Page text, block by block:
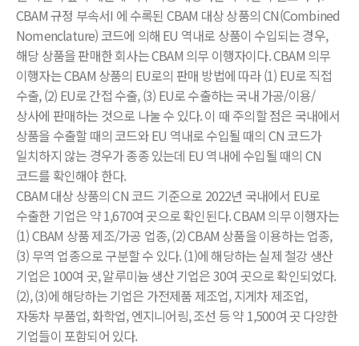
CBAM 규정 부속서I 에 수록된 CBAM 대상 상품의 CN(Combined
Nomenclature) 코드에 의해 EU 역내로 상품이 수입되는 경우,
해당 상품을 판매한 회사는 CBAM 의무 이행자이다. CBAM 의무
이행자는 CBAM 상품의 EU로의 판매 방법에 따라 (1) EU로 직접
수출, (2) EU로 간접 수출, (3) EU로 수출하는 국내 가공/이용/
상사에 판매하는 것으로 나눌 수 있다. 이 때 주의할 점은 국내에서
상품을 수출할 때의 코드와 EU 역내로 수입될 때의 CN 코드가
일치하지 않는 경우가 종종 있는데 EU 역내에 수입될 때의 CN
코드를 확인해야 한다.
CBAM 대상 상품의 CN 코드 기준으로 2022년 국내에서 EU로
수출한 기업은 약 1,670여 곳으로 확인된다. CBAM 의무 이행자는
(1) CBAM 상품 제조/가공 업종, (2) CBAM 상품을 이용하는 업종,
(3) 무역 업종으로 구분할 수 있다. (1)에 해당하는 실제 철강 생산
기업은 100여 곳, 알루미늄 생산 기업은 30여 곳으로 확인되었다.
(2), (3)에 해당하는 기업은 가전제품 제조업, 지게차 제조업,
자동차 부품업, 화학업, 엔지니어링, 조선 등 약 1,500여 곳 다양한
기업들이 포함되어 있다.